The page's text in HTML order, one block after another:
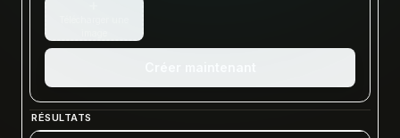
RÉSULTATS